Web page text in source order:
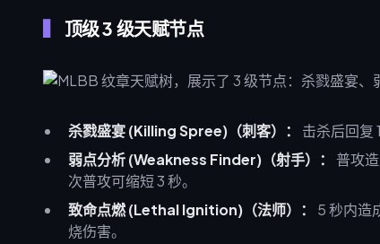
顶级 3 级天赋节点
杀戮盛宴 (Killing Spree)（刺客）：
击杀后回复
弱点分析 (Weakness Finder)（射手）：
普攻
次普攻可缩短 3 秒。
致命点燃 (Lethal Ignition)（法师）：
5 秒内造
烧伤害。